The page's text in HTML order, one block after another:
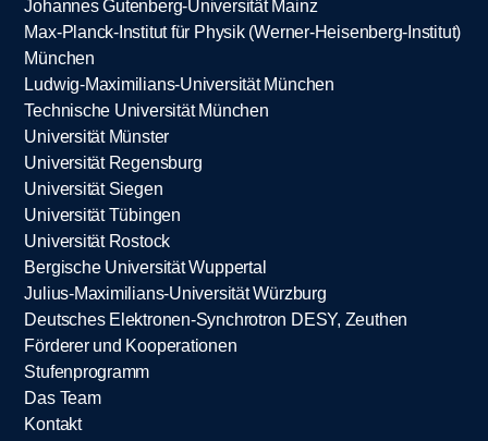
Johannes Gutenberg-Universität Mainz
Max-Planck-Institut für Physik (Werner-Heisenberg-Institut)
München
Ludwig-Maximilians-Universität München
Technische Universität München
Universität Münster
Universität Regensburg
Universität Siegen
Universität Tübingen
Universität Rostock
Bergische Universität Wuppertal
Julius-Maximilians-Universität Würzburg
Deutsches Elektronen-Synchrotron DESY, Zeuthen
Förderer und Kooperationen
Stufenprogramm
Das Team
Kontakt